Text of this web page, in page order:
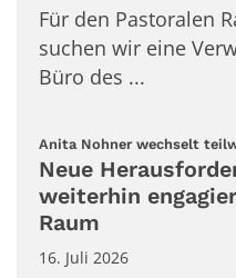
Für den Pastoralen
suchen wir eine
Büro des ...
Anita Nohner wechselt
Neue
weiterhin
Raum
16. Juli 2026